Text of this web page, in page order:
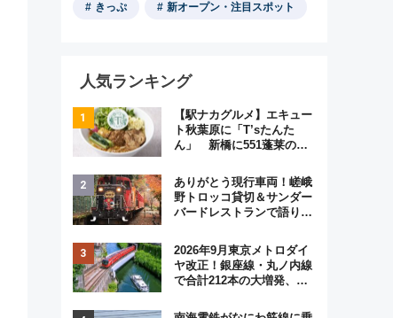
きっぷ 新オープン・注目スポット
人気ランキング
【駅ナカグルメ】エキュー
ト秋葉原に「T’sたんた
ん」 新橋に551蓬莱の
オムライス専門店「肉とた
まご」新グルメ続々登場！
【2026年8月】
ありがとう現行車両！嵯峨
野トロッコ貸切＆サンダー
バードレストランで語り合
原トシヒロと行く！9月13
日「京都の鉄道満喫ツア
ー」開催
2026年9月東京メトロダイ
ヤ改正！銀座線・丸ノ内線
で合計212本の大増発、混